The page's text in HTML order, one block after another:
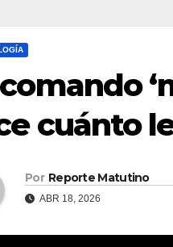
cuánto
Por Reporte Matutino
ABR 18, 2026